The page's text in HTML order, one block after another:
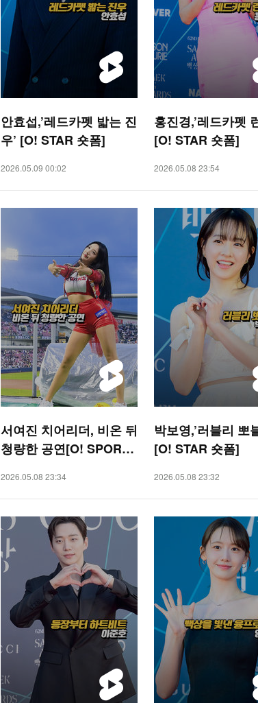
안효섭,’레드카펫 밟는 진
우’ [O! STAR 숏폼]
2026.05.09 00:02
홍진경,’레드카펫
[O! STAR 숏폼]
2026.05.08 23:54
서여진 치어리더, 비온 뒤
청량한 공연[O! SPORTS
2026.05.08 23:34
박보영,’러블리 뽀
[O! STAR 숏폼]
2026.05.08 23:32